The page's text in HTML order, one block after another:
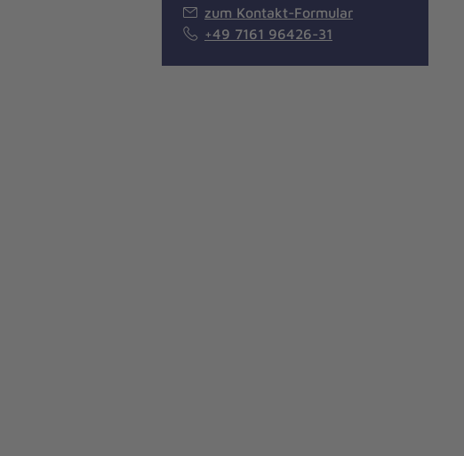
zum Kontakt-Formular
+49 7161 96426-31